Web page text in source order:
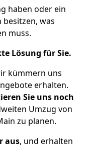
haben oder ein
was
muss.
Lösung für Sie.
kümmern uns
erhalten.
Sie uns noch
Umzug von
zu planen.
aus, und erhalten